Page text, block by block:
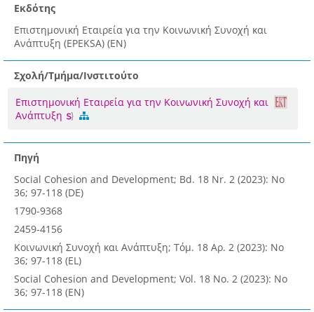
Εκδότης
Επιστημονική Εταιρεία για την Κοινωνική Συνοχή και
Ανάπτυξη (EPEKSA) (EN)
Σχολή/Τμήμα/Ινστιτούτο
Επιστημονική Εταιρεία για την Κοινωνική Συνοχή και
Ανάπτυξη
Πηγή
Social Cohesion and Development; Bd. 18 Nr. 2 (2023): No
36; 97-118 (DE)
1790-9368
2459-4156
Κοινωνική Συνοχή και Ανάπτυξη; Τόμ. 18 Αρ. 2 (2023): Νο
36; 97-118 (EL)
Social Cohesion and Development; Vol. 18 No. 2 (2023): No
36; 97-118 (EN)